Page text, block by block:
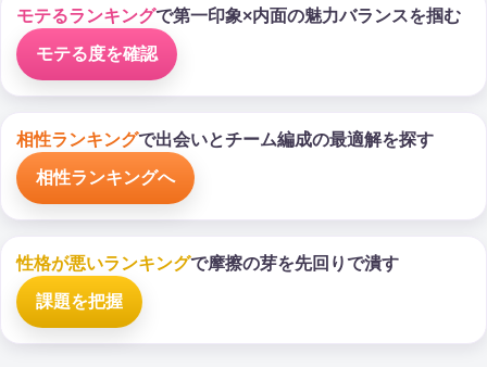
モテるランキングで第一印象×内面の魅力バランスを掴む
モテる度を確認
相性ランキングで出会いとチーム編成の最適解を探す
相性ランキングへ
性格が悪いランキングで摩擦の芽を先回りで潰す
課題を把握